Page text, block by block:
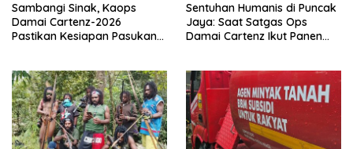
Sambangi Sinak, Kaops
Damai Cartenz-2026
Pastikan Kesiapan Pasukan
Sentuhan Humanis di Puncak
Jaya: Saat Satgas Ops
Damai Cartenz Ikut Panen